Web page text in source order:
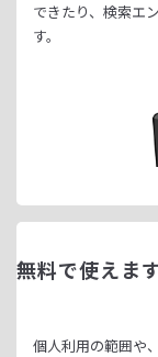
できたり、 検索エ
す。
無料で使えま
個人利用の範囲や